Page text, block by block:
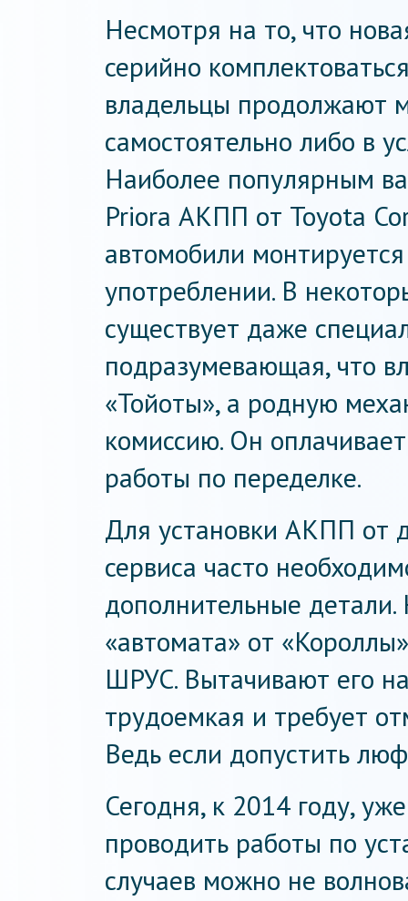
Несмотря на то, что
серийно
владельцы продолжают
самостоятельно либо в
Наиболее популярным
Priora АКПП от Toyota
автомобили
употреблении. В
существует даже
подразумевающая, что
«Тойоты», а родную
комиссию. Он
работы по переделке.
Для установки АКПП от
сервиса часто
дополнительные
«автомата» от
ШРУС. Вытачивают его
трудоемкая и требует
Ведь если допустить
Сегодня, к 2014 году,
проводить работы по
случаев можно не